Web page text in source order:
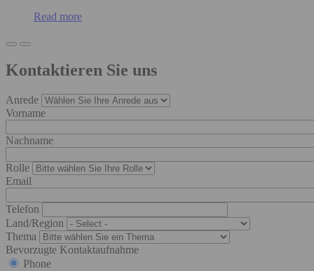
Read more
Kontaktieren Sie uns
Anrede
Vorname
Nachname
Rolle
Email
Telefon
Land/Region
Thema
Bevorzugte Kontaktaufnahme
Phone